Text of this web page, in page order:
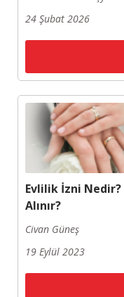
24 Şubat 2026
Evlilik İzni Nedir?
Alınır?
Civan Güneş
19 Eylül 2023